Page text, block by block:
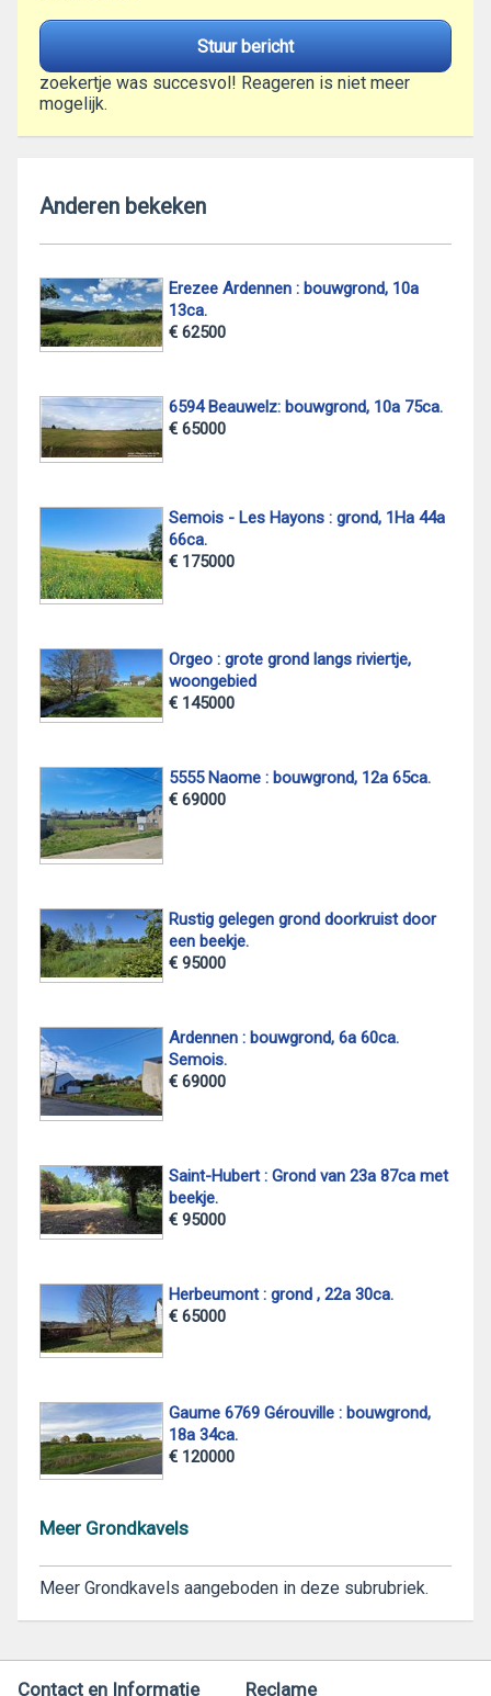
Stuur bericht
zoekertje was succesvol! Reageren is niet meer
mogelijk.
Anderen bekeken
Erezee Ardennen : bouwgrond, 10a
13ca.
€ 62500
6594 Beauwelz: bouwgrond, 10a 75ca.
€ 65000
Semois - Les Hayons : grond, 1Ha 44a
66ca.
€ 175000
Orgeo : grote grond langs riviertje,
woongebied
€ 145000
5555 Naome : bouwgrond, 12a 65ca.
€ 69000
Rustig gelegen grond doorkruist door
een beekje.
€ 95000
Ardennen : bouwgrond, 6a 60ca.
Semois.
€ 69000
Saint-Hubert : Grond van 23a 87ca met
beekje.
€ 95000
Herbeumont : grond , 22a 30ca.
€ 65000
Gaume 6769 Gérouville : bouwgrond,
18a 34ca.
€ 120000
Meer Grondkavels
Meer Grondkavels aangeboden in deze subrubriek.
Contact en Informatie Reclame